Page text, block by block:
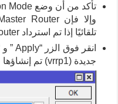
تأكد من أن وضع Preemption Mode ممكن .
تلقائيًا إذا تم استرداد Master Router بسبب أي عطل فني.
جديدة (vrrp1) تم إنشاؤها في قائمة VRRP interface.